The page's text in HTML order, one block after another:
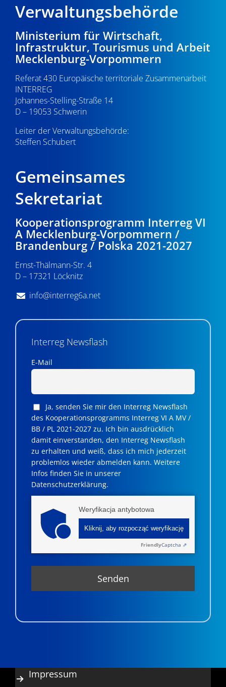
Verwaltungsbehörde
Ministerium für Wirtschaft,
Infrastruktur, Tourismus und Arbeit
Mecklenburg-Vorpommern
Referat 430 Europäische territoriale Zusammenarbeit
INTERREG
Johannes-Stelling-Straße 14
D – 19053 Schwerin
Leiter der Verwaltungsbehörde:
Steffen Schubert
Gemeinsames
Sekretariat
Kooperationsprogramm Interreg VI
A Mecklenburg-Vorpommern /
Brandenburg / Polska 2021-2027
Ernst-Thälmann-Str. 4
D – 17321 Löcknitz
info@interreg6a.net
Interreg Newsflash
E-Mail
Ja, senden Sie mir den Interreg Newsflash
des Kooperationsprogramms Interreg VI A MV /
BB / PL 2021-2027 zu. Ich bin ausdrücklich
damit einverstanden, den Interreg Newsflash
zu erhalten und weiß, dass ich mich jederzeit
problemlos wieder abmelden kann. Weitere
Infos finden Sie in unserer
Datenschutzerklärung.
Weryfikacja antybotowa
Kliknij, aby rozpocząć weryfikację
FriendlyCaptcha ⇗
Impressum